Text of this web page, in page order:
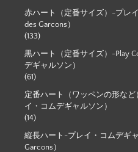
赤ハート（定番サイズ）-プレ
des Garcons）
(133)
黒ハート（定番サイズ）-Play
デギャルソン）
(61)
定番ハート（ワッペンの形など
イ・コムデギャルソン）
(14)
縦長ハート-プレイ・コムデギ
Garcons）